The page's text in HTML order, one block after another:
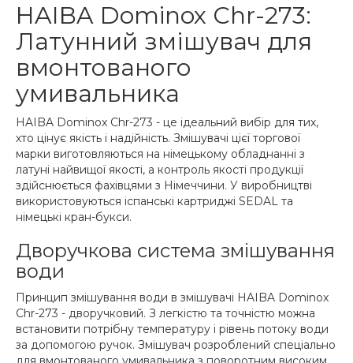
HAIBA Dominox Chr-273:
Латунний змішувач для
вмонтованого
умивальника
HAIBA Dominox Chr-273 - це ідеальний вибір для тих,
хто цінує якість і надійність. Змішувачі цієї торгової
марки виготовляються на німецькому обладнанні з
латуні найвищої якості, а контроль якості продукції
здійснюється фахівцями з Німеччини. У виробництві
використовуються іспанські картриджі SEDAL та
німецькі кран-букси.
Дворучкова система змішування
води
Принцип змішування води в змішувачі HAIBA Dominox
Chr-273 - дворучковий. З легкістю та точністю можна
встановити потрібну температуру і рівень потоку води
за допомогою ручок. Змішувач розроблений спеціально